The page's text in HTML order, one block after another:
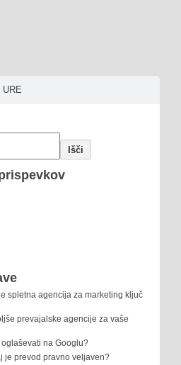
URE
Išči
spletna agencija za marketing ključ
prevajalske agencije za vaše
na Googlu?
je prevod pravno veljaven?